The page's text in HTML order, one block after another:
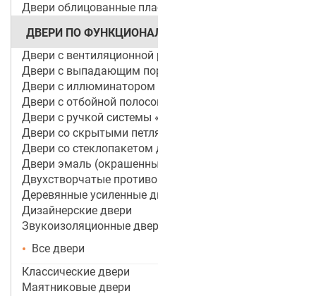
Двери облицованные пластиком
ДВЕРИ ПО ФУНКЦИОНАЛУ
Двери с вентиляционной решеткой
Двери с выпадающим порогом / беспороговые
Двери с иллюминатором
Двери с отбойной полосой (пластиной)
Двери с ручкой системы «Антипаника»
Двери со скрытыми петлями
Двери со стеклопакетом для объектов
Двери эмаль (окрашенные по RAL)
Двухстворчатые противопожарные двери
Деревянные усиленные двери
Дизайнерские двери
Звукоизоляционные двери
Все двери
Классические двери
Маятниковые двери